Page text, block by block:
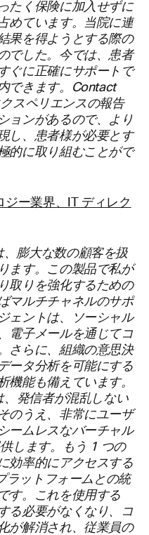
たく保険に加入せずに
めています。当院に連
果を得ようとする際の
でした。今では、患者
ぐに正確にサポートで
できます。Contact
スペリエンスの報告
ョンがあるので、より
し、患者様が必要とす
的に取り組むことがで
ジー業界、IT ディレク
、膨大な数の顧客を扱
ます。この製品で私が
取りを強化するための
マルチチャネルのサポ
ェントは、ソーシャル
電子メールを通じてコ
さらに、組織の意思決
ータ分析を可能にする
機能も備えています。
、発信者が混乱しない
のうえ、非常にユーザ
ームレスなバーチャル
します。もう 1 つの
効率的にアクセスする
ラットフォームとの統
す。これを使用する
る必要がなくなり、コ
が解消され、従業員の